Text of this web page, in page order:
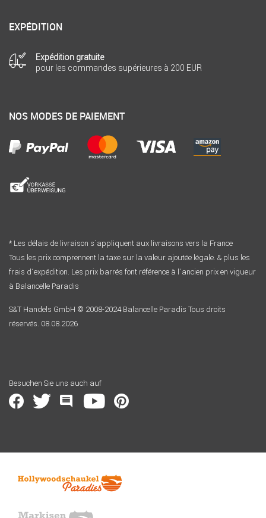
EXPÉDITION
Expédition gratuite
pour les commandes supérieures à 200 EUR
NOS MODES DE PAIEMENT
* Les délais de livraison s´appliquent aux livraisons vers la France
Tous les prix comprennent la taxe sur la valeur ajoutée légale. & plus les
frais d´expédition. Les prix barrés font référence à l´ancien prix en vigueur
à Balancelle Paradis
S&T Handels GmbH © 2008-2024 Balancelle Paradis Tous droits
réservés. 08.08.2026
Besuchen Sie uns auch auf